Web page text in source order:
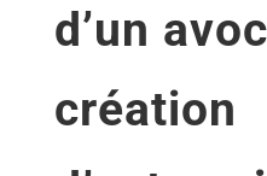
d’un
création